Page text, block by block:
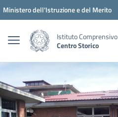
Vai ai contenuti
Vai al menu di navigazione
Vai al footer
Ministero dell'Istruzione e del Merito
Istituto Comprensivo
Centro Storico